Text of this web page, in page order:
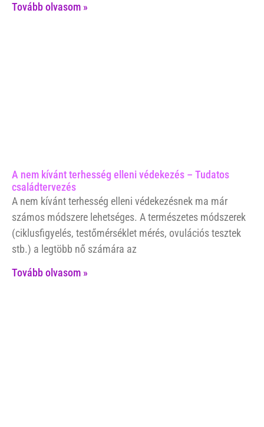
Tovább olvasom »
A nem kívánt terhesség elleni védekezés – Tudatos
családtervezés
A nem kívánt terhesség elleni védekezésnek ma már
számos módszere lehetséges. A természetes módszerek
(ciklusfigyelés, testőmérséklet mérés, ovulációs tesztek
stb.) a legtöbb nő számára az
Tovább olvasom »